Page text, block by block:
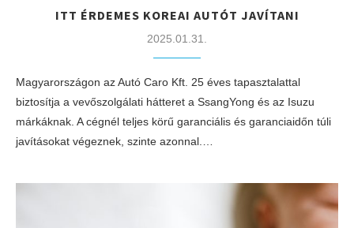
ITT ÉRDEMES KOREAI AUTÓT JAVÍTANI
2025.01.31.
Magyarországon az Autó Caro Kft. 25 éves tapasztalattal
biztosítja a vevőszolgálati hátteret a SsangYong és az Isuzu
márkáknak. A cégnél teljes körű garanciális és garanciaidőn túli
javításokat végeznek, szinte azonnal.…